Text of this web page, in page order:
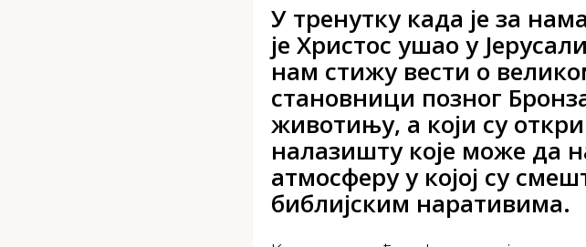
У тренутку када је за
је Христос ушао у
нам стижу вести о
становници позног
животињу, а који су
налазишту које може да
атмосферу у којој су
библијским наративима.